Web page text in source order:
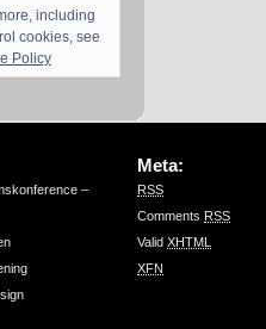
including
cookies, see
Policy
–
Meta:
RSS
Comments RSS
Valid XHTML
XFN